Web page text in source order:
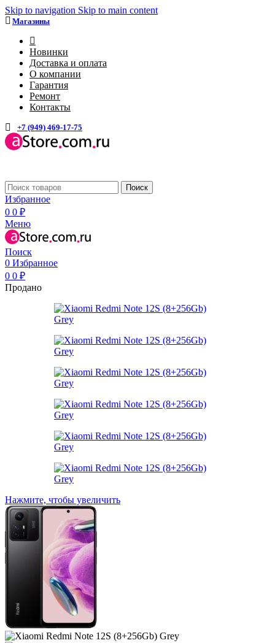
Skip to navigation Skip to main content
Магазины
Новинки
Доставка и оплата
О компании
Гарантия
Ремонт
Контакты
+7 (949) 469-17-75
Поиск
Избранное
0 0 ₽
Меню
Поиск
0 Избранное
0 0 ₽
Продано
Нажмите, чтобы увеличить